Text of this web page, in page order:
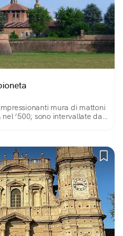
mura di mattoni
‘500; sono intervallate da